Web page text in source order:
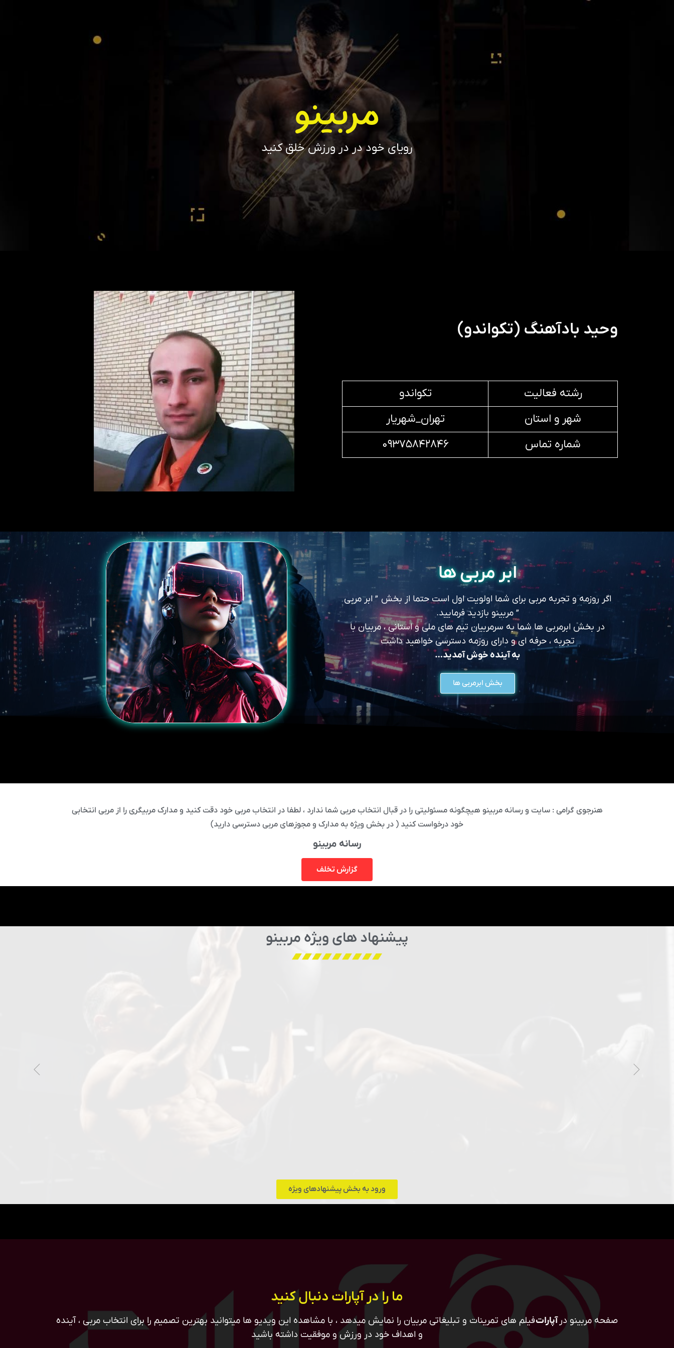
مربینو
رویای خود در در ورزش خلق کنید
وحید بادآهنگ (تکواندو)
رشته فعالیت
تکواندو
شهر و استان
تهران_شهریار
شماره تماس
۰۹۳۷۵۸۴۲۸۴۶
ابر مربی ها
اگر روزمه و تجربه مربی برای شما اولویت اول است حتما از بخش ” ابر مربی
” مربینو بازدید فرمایید.
در بخش ابرمربی ها شما به سرمربیان تیم های ملی و استانی ، مربیان با
تجربه ، حرفه ای و دارای روزمه دسترسی خواهید داشت
به آینده خوش آمدید…
بخش ابرمربی ها
هنرجوی گرامی : سایت و رسانه مربینو هیچگونه مسئولیتی را در قبال انتخاب مربی شما ندارد ، لطفا در انتخاب مربی خود دقت کنید و مدارک مربیگری را از مربی انتخابی
خود درخواست کنید ( در بخش ویژه به مدارک و مجوزهای مربی دسترسی دارید)
رسانه مربینو
گزارش تخلف
پیشنهاد های ویژه مربینو
ورود به بخش پیشنهادهای ویژه
ما را در آپارات دنبال کنید
صفحه مربینو در آپاراتفیلم های تمرینات و تبلیغاتی مربیان را نمایش میدهد ، با مشاهده این ویدیو ها میتوانید بهترین تصمیم را برای انتخاب مربی ، آینده
و اهداف خود در ورزش و موفقیت داشته باشید